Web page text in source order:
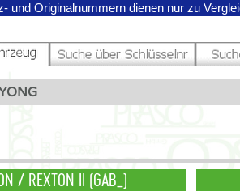
und Originalnummern dienen nur zu
/ REXTON II (GAB_)